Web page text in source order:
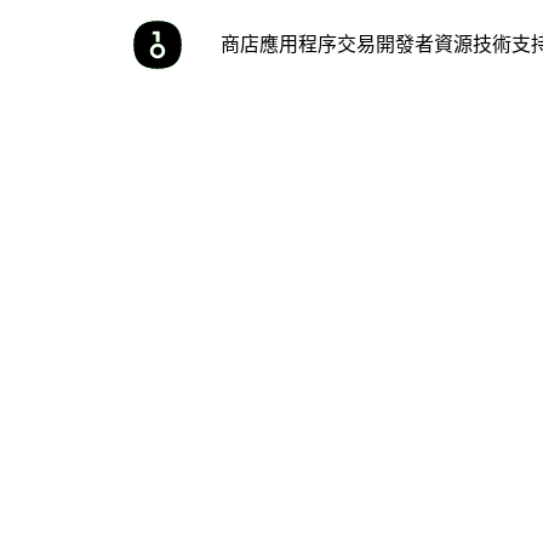
商店應用程序交易開發者資源技術支